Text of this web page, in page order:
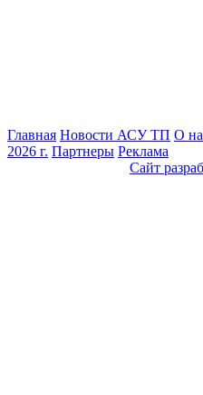
Главная Новости АСУ ТП О
2026 г. Партнеры Реклама
Сайт